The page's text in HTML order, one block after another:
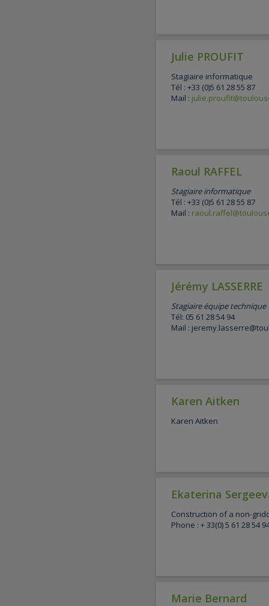
Julie PROUFIT
Stagiaire informatique
Tél : +33 (0)5 61 28 55 87
Mail :
Raoul RAFFEL
Stagiaire informatique
Tél : +33 (0)5 61 28 55 87
Mail :
Jérémy LASSERRE
Stagiaire équipe technique
Tél: 05 61 28 54 94
Mail :
Karen Aitken
Karen Aitken
Ekaterina
Construction of a non-
Phone : + 33(0) 5 61 28 54
Marie Bernard